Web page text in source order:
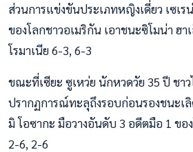
ส่วนการแข่งขันประเภทหญิงเดี่ยว เซเร
ของโลกชาวอเมริกัน เอาชนะซิโมน่า ฮา
โรมาเนีย 6-3, 6-3
ขณะที่เซียะ ซูเหว่ย นักหวดวัย 35 ปี ชาว
ปรากฏการณ์ทะลุถึงรอบก่อนรองชนะเ
มิ โอซากะ มือวางอันดับ 3 อดีตมือ 1 ข
2-6, 2-6